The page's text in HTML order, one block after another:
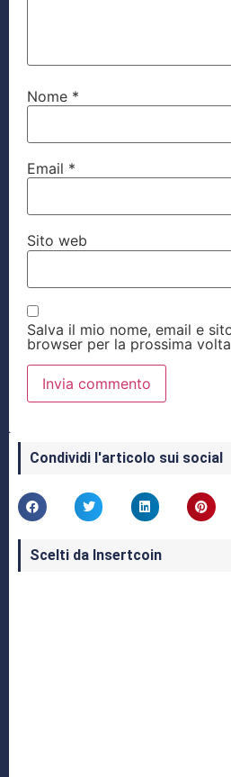
Nome *
Email *
Sito web
Salva il mio nome, email e
browser per la prossima
Condividi l'articolo sui social
Scelti da Insertcoin